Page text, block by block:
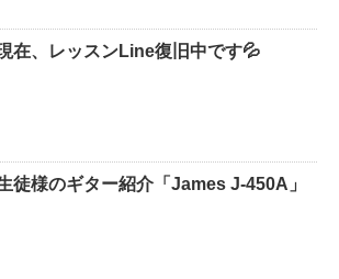
在、レッスンLine復旧中です💦
徒様のギター紹介「James J-450A」